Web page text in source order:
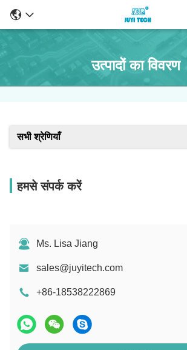
उत्पादों का विवरण
सभी श्रेणियाँ
हमसे संपर्क करें
Ms. Lisa Jiang
sales@juyitech.com
+86-18538222869